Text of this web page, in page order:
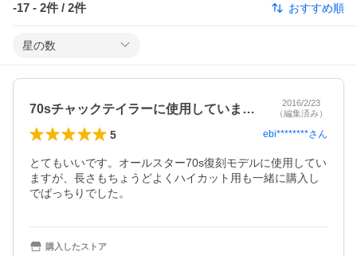
-17 - 2件 / 2件 おすすめ順
星の数
70sチャックテイラーに使用しています。
2016/2/23
（編集済み）
5 ebi********さん
とてもいいです。オールスター70s復刻モデルに使用してい
ますが、長さもちょうどよくハイカット用も一緒に購入し
でばっちりでした。
購入したストア